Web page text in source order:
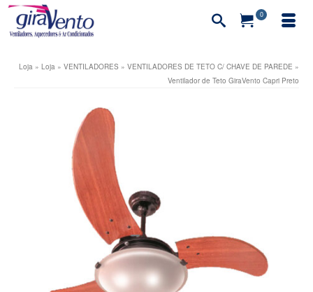
0
Loja » Loja » VENTILADORES » VENTILADORES DE TETO C/ CHAVE DE PAREDE »
Ventilador de Teto GiraVento Capri Preto